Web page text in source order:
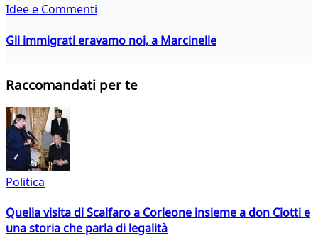
Idee e Commenti
Gli immigrati eravamo noi, a Marcinelle
Raccomandati per te
Politica
Quella visita di Scalfaro a Corleone insieme a don Ciotti e
una storia che parla di legalità